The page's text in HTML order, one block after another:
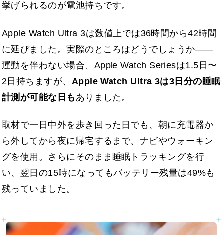
挙げられるのが電池持ちです。
Apple Watch Ultra 3は数値上では36時間から42時間
に延びました。実際のところはどうでしょうか――
運動を伴わない場合、Apple Watch Seriesは1.5日〜
2日持ちますが、 Apple Watch Ultra 3は3日分の睡眠
計測が可能な日もありました。
取材で一日中外を歩き回った日でも、朝に充電器か
ら外してから夜に帰宅するまで、ナビやウォーキン
グを使用。さらにそのまま睡眠トラッキングを行
い、翌日の15時になってもバッテリー残量は49%も
残っていました。